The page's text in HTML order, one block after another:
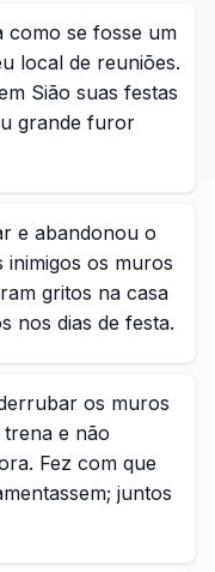
como se fosse um
local de reuniões.
Sião suas festas
grande furor
e abandonou o
inimigos os muros
gritos na casa
nos dias de festa.
os muros
trena e não
Fez com que
juntos